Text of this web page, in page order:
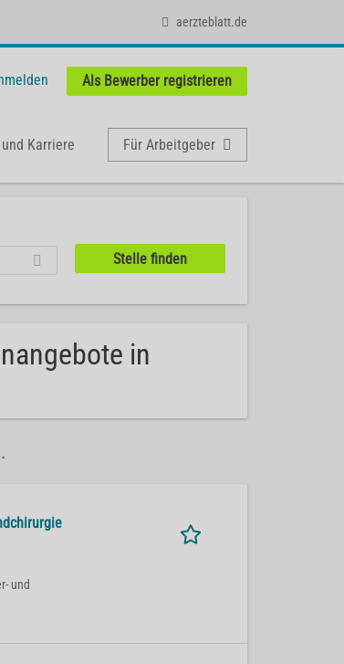
aerzteblatt.de
Als Bewerber registrieren
Karriere Für Arbeitgeber
in
und